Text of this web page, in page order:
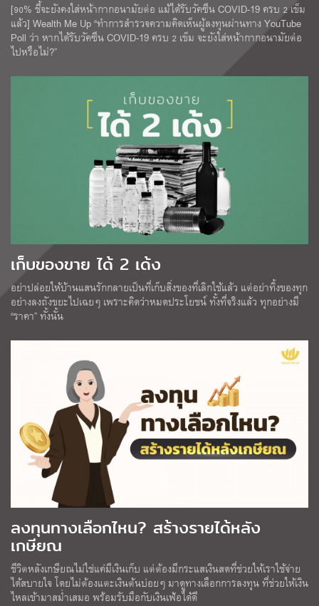
[90% ชี้จะยังคงใส่หน้ากากอนามัยต่อ แม้ได้รับวัคซีน COVID-19 ครบ 2 เข็ม
แล้ว] Wealth Me Up “ทำการสำรวจความคิดเห็นผู้ลงทุนผ่านทาง YouTube
Poll ว่า หากได้รับวัคซีน COVID-19 ครบ 2 เข็ม จะยังใส่หน้ากากอนามัยต่อ
ไปหรือไม่?”
เก็บของขาย ได้ 2 เด้ง
อย่าปล่อยให้บ้านแสนรักกลายเป็นที่เก็บสิ่งของที่เลิกใช้แล้ว แต่อย่าทิ้งของทุก
อย่างลงถังขยะไปเฉยๆ เพราะคิดว่าหมดประโยชน์ ทั้งที่จริงแล้ว ทุกอย่างมี
“ราคา” ทั้งนั้น
ลงทุนทางเลือกไหน? สร้างรายได้หลัง
เกษียณ
ชีวิตหลังเกษียณไม่ใช่แค่มีเงินเก็บ แต่ต้องมีกระแสเงินสดที่ช่วยให้เราใช้จ่าย
ได้สบายใจ โดยไม่ต้องแตะเงินต้นบ่อยๆ มาดูทางเลือกการลงทุน ที่ช่วยให้เงิน
ไหลเข้ามาสม่ำเสมอ พร้อมรับมือกับเงินเฟ้อได้ดี